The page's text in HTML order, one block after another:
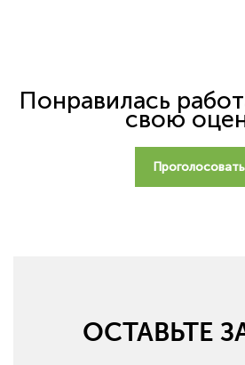
Понравилась
свою
Проголосовать
ОСТАВЬТЕ